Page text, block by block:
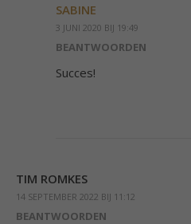
SABINE
3 JUNI 2020 BIJ 19:49
BEANTWOORDEN
Succes!
TIM ROMKES
14 SEPTEMBER 2022 BIJ 11:12
BEANTWOORDEN